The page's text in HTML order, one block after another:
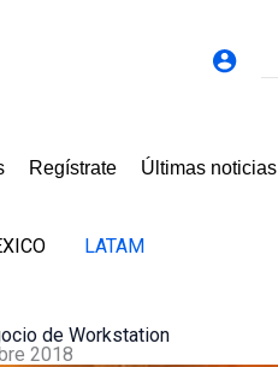
Regístrate Últimas noticias
LATAM
de Workstation
2018